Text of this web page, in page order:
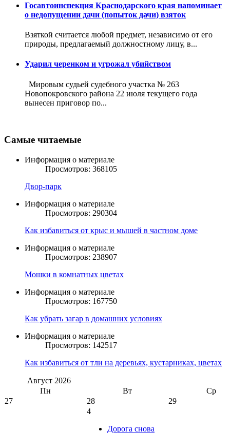
Госавтоинспекция Краснодарского края напоминает
о недопущении дачи (попыток дачи) взяток
Взяткой считается любой предмет, независимо от его
природы, предлагаемый должностному лицу, в...
Ударил черенком и угрожал убийством
Мировым судьей судебного участка № 263
Новопокровского района 22 июля текущего года
вынесен приговор по...
Самые читаемые
Информация о материале
Просмотров: 368105
Двор-парк
Информация о материале
Просмотров: 290304
Как избавиться от крыс и мышей в частном доме
Информация о материале
Просмотров: 238907
Мошки в комнатных цветах
Информация о материале
Просмотров: 167750
Как убрать загар в домашних условиях
Информация о материале
Просмотров: 142517
Как избавиться от тли на деревьях, кустарниках, цветах
Август 2026
Пн
Вт
Ср
27
28
29
4
Дорога снова